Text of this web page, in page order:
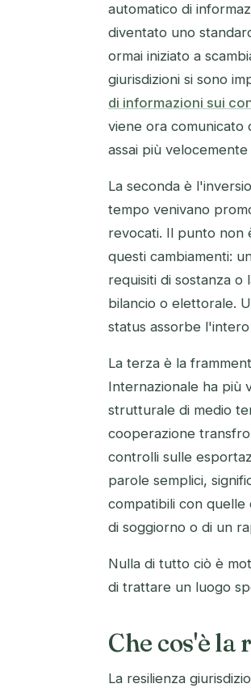
automatico di
diventato uno
ormai iniziato a
giurisdizioni si sono
di informazioni sui
viene ora comunicato
assai più
La seconda è
tempo venivano
revocati. Il punto non
questi cambiamenti:
requisiti di sostanza
bilancio o elettorale.
status assorbe
La terza è la
Internazionale ha più
strutturale di medio
cooperazione
controlli sulle
parole semplici,
compatibili con
di soggiorno o di un
Nulla di tutto ciò è
di trattare un luogo
Che cos'è
La resilienza